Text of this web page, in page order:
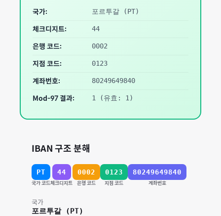
국가: 포르투갈 (PT)
체크디지트: 44
은행 코드: 0002
지점 코드: 0123
계좌번호: 80249649840
Mod-97 결과: 1 (유효: 1)
IBAN 구조 분해
PT
국가 코드
44
체크디지트
0002
은행 코드
0123
지점 코드
80249649840
계좌번호
국가
포르투갈(PT)